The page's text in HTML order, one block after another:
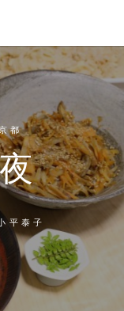
都
平泰子